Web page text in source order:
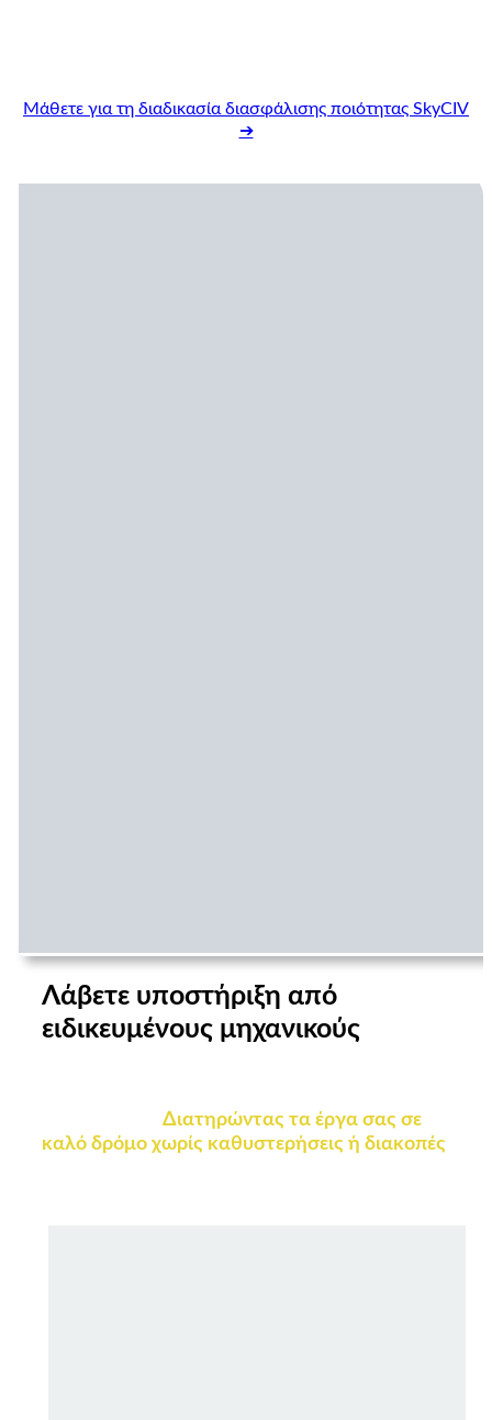
Μάθετε για τη διαδικασία διασφάλισης ποιότητας SkyCIV
➔
Λάβετε υποστήριξη από
ειδικευμένους μηχανικούς
Διατηρώντας τα έργα σας σε
καλό δρόμο χωρίς καθυστερήσεις ή διακοπές